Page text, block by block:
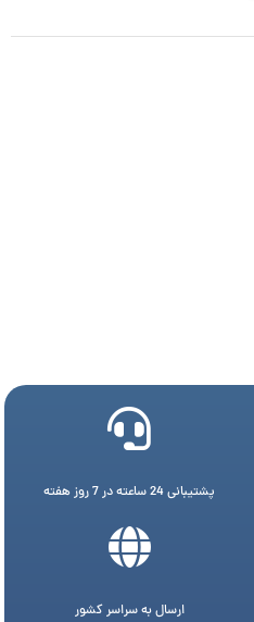
پشتیبانی 24 ساعته در 7 روز هفته
ارسال به سراسر کشور